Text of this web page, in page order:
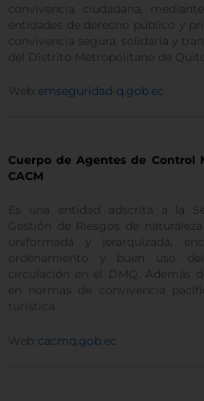
convivencia ciudadana,
entidades de derecho público y
convivencia segura, solidaria y
del Distrito Metropolitano de
Web: emseguridad-q.gob.ec
Cuerpo de Agentes de Control
CACM
Es una entidad adscrita a la
Gestión de Riesgos de
uniformada y jerarquizada,
ordenamiento y buen uso
circulación en el DMQ. Además
en normas de convivencia
turística.
Web: cacmq.gob.ec